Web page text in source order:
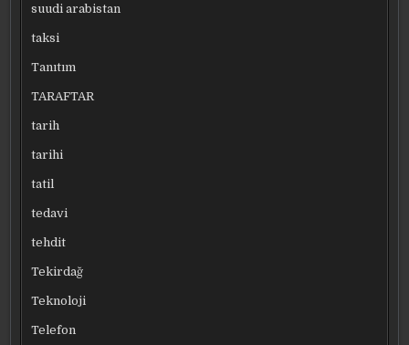
suudi arabistan
taksi
Tanıtım
TARAFTAR
tarih
tarihi
tatil
tedavi
tehdit
Tekirdağ
Teknoloji
Telefon